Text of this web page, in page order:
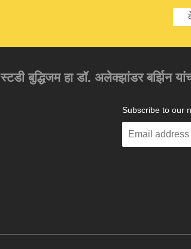
स्टडी बुद्धिजम हा डॉ. अलेक्झांडर बर्झिन
Subscribe to our
Enter